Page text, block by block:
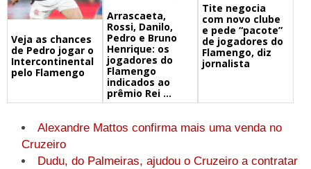
Veja as chances
de Pedro jogar o
Intercontinental
pelo Flamengo
Arrascaeta,
Rossi, Danilo,
Pedro e Bruno
Henrique: os
jogadores do
Flamengo
indicados ao
prêmio Rei ...
Tite negocia
com novo clube
e pede “pacote”
de jogadores do
Flamengo, diz
jornalista
Alexandre Mattos confirma mais uma venda no
Cruzeiro
Dudu, do Palmeiras, ajudou o Cruzeiro a contratar